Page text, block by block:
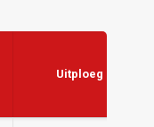
Uitploeg